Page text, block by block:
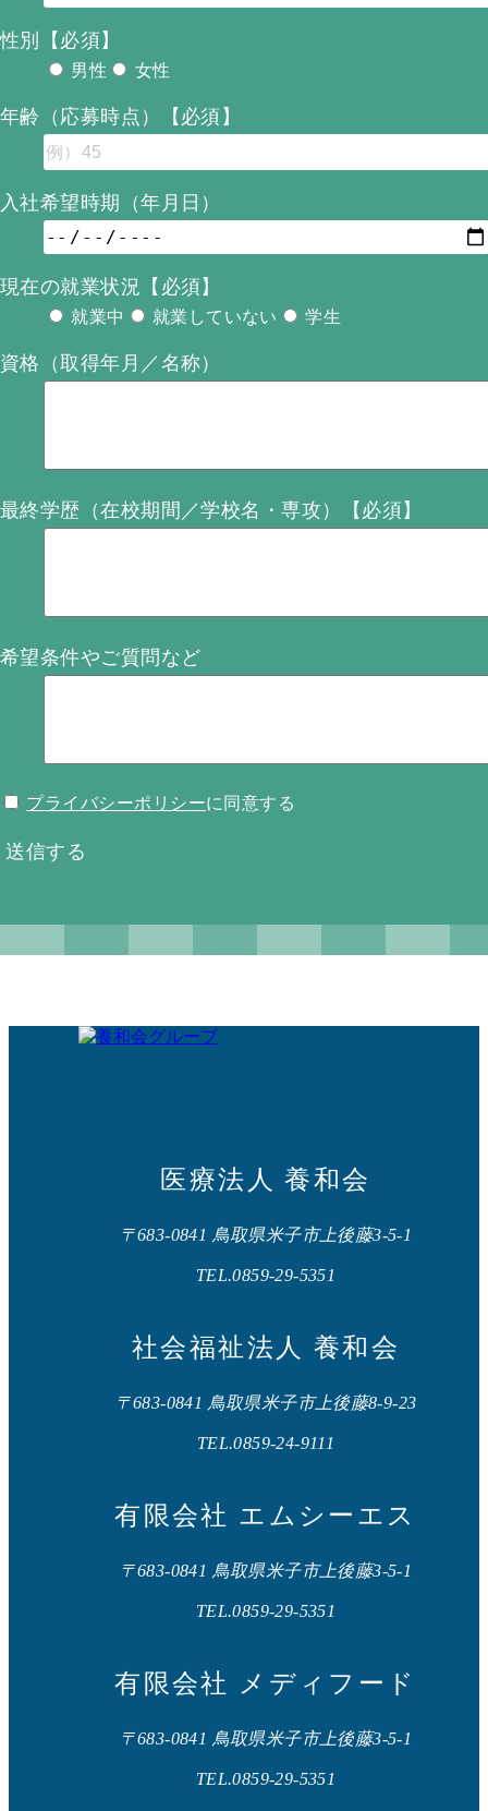
性別【必須】
男性 女性
年齢（応募時点）【必須】
入社希望時期（年月日）
現在の就業状況【必須】
就業中 就業していない 学生
資格（取得年月／名称）
最終学歴（在校期間／学校名・専攻）【必須】
希望条件やご質問など
プライバシーポリシーに同意する
送信する
医療法人 養和会
〒683-0841 鳥取県米子市上後藤3-5-1
TEL.0859-29-5351
社会福祉法人 養和会
〒683-0841 鳥取県米子市上後藤8-9-23
TEL.0859-24-9111
有限会社 エムシーエス
〒683-0841 鳥取県米子市上後藤3-5-1
TEL.0859-29-5351
有限会社 メディフード
〒683-0841 鳥取県米子市上後藤3-5-1
TEL.0859-29-5351